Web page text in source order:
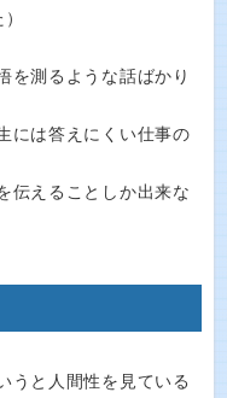
を測るような話ばかり
には答えにくい仕事の
伝えることしか出来な
うと人間性を見ている